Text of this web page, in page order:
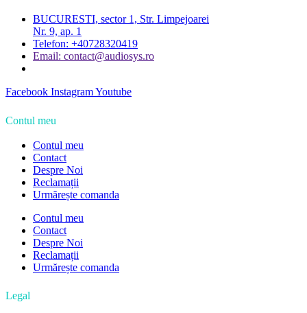
BUCURESTI, sector 1, Str. Limpejoarei
Nr. 9, ap. 1
Telefon: +40728320419
Email: contact@audiosys.ro
Facebook InstagramYoutube
Contul meu
Contul meu
Contact
Despre Noi
Reclamații
Urmărește comanda
Contul meu
Contact
Despre Noi
Reclamații
Urmărește comanda
Legal